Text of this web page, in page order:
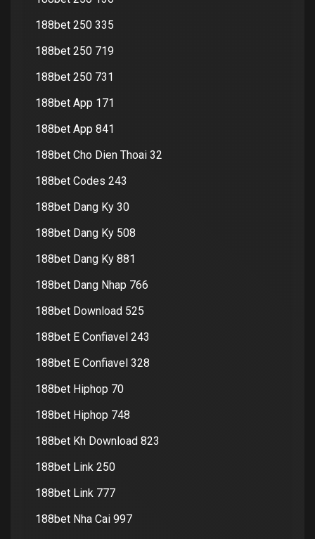
188bet 250 335
188bet 250 719
188bet 250 731
188bet App 171
188bet App 841
188bet Cho Dien Thoai 32
188bet Codes 243
188bet Dang Ky 30
188bet Dang Ky 508
188bet Dang Ky 881
188bet Dang Nhap 766
188bet Download 525
188bet E Confiavel 243
188bet E Confiavel 328
188bet Hiphop 70
188bet Hiphop 748
188bet Kh Download 823
188bet Link 250
188bet Link 777
188bet Nha Cai 997